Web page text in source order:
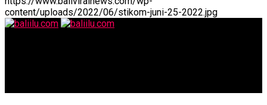
content/uploads/2022/06/stikom-juni-25-2022.jpg